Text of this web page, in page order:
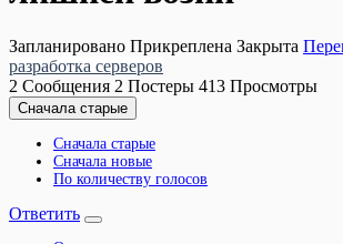
Запланировано Прикреплена Закрыта
разработка серверов
2 Сообщения 2 Постеры 413 Просмотры
Сначала старые
Сначала старые
Сначала новые
По количеству голосов
Ответить